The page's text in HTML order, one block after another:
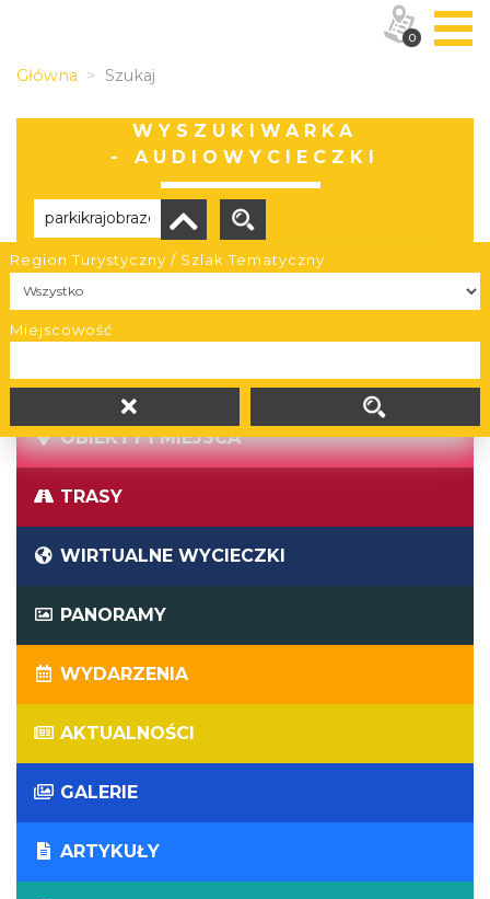
Główna Szukaj
WYSZUKIWARKA
- AUDIOWYCIECZKI
Region Turystyczny / Szlak Tematyczny
MiejscowośćBrak wyników
OBIEKTY I MIEJSCA
TRASY
WIRTUALNE WYCIECZKI
PANORAMY
WYDARZENIA
AKTUALNOŚCI
GALERIE
ARTYKUŁY
0